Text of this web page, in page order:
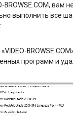
BROWSE.COM, вам
выполнить все
программ и